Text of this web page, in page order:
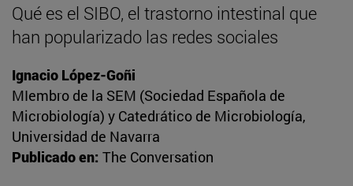
Qué es el SIBO, el trastorno intestinal que
han popularizado las redes sociales
Ignacio López-Goñi
MIembro de la SEM (Sociedad Española de
Microbiología) y Catedrático de Microbiología,
Universidad de Navarra
Publicado en: The Conversation